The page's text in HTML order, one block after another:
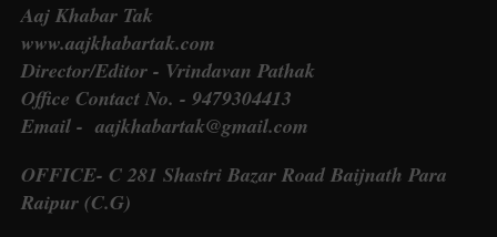
Aaj Khabar Tak
www.aajkhabartak.com
Director/Editor - Vrindavan Pathak
Office Contact No. - 9479304413
Email - aajkhabartak@gmail.com
OFFICE- C 281 Shastri Bazar Road Baijnath Para
Raipur (C.G)